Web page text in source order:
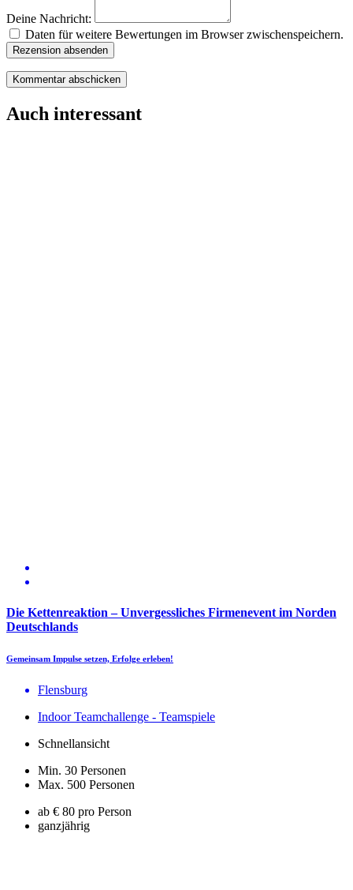
Deine Nachricht:
Daten für weitere Bewertungen im Browser zwischenspeichern.
Rezension absenden
Auch interessant
Die Kettenreaktion – Unvergessliches Firmenevent im Norden
Deutschlands
Gemeinsam Impulse setzen, Erfolge erleben!
Flensburg
Indoor Teamchallenge - Teamspiele
Schnellansicht
Min. 30 Personen
Max. 500 Personen
ab € 80 pro Person
ganzjährig